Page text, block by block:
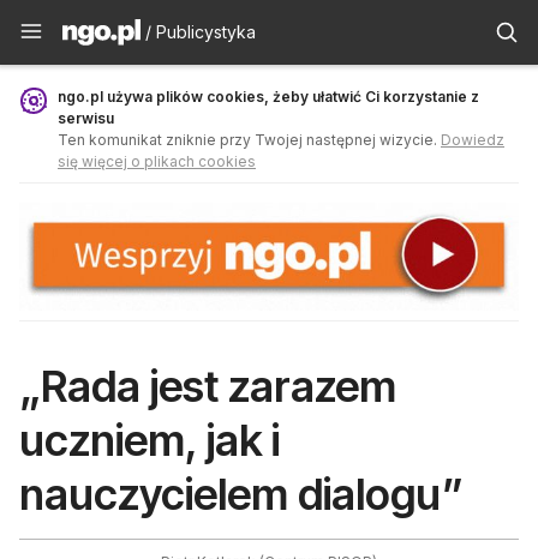
Publicystyka - ngo.pl
/ Publicystyka
ngo.pl używa plików cookies, żeby ułatwić Ci korzystanie z
serwisu
Ten komunikat zniknie przy Twojej następnej wizycie. Dowiedz
się więcej o plikach cookies
„Rada jest zarazem
uczniem, jak i
nauczycielem dialogu”